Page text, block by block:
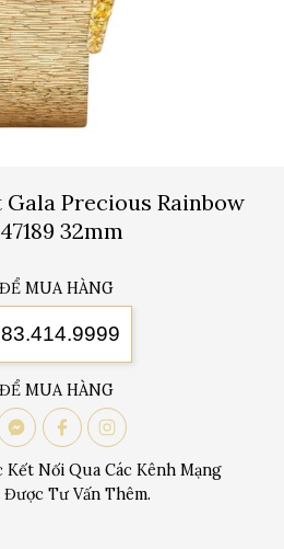
Precious Rainbow
32mm
MUA HÀNG
MUA HÀNG
Kết Nối Qua Các Kênh Mạng
Được Tư Vấn Thêm.